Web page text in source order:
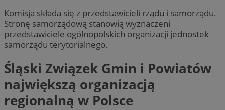
Komisja składa się z przedstawicieli rządu i samorządu.
Stronę samorządową stanowią wyznaczeni
przedstawiciele ogólnopolskich organizacji jednostek
samorządu terytorialnego.
Śląski Związek Gmin i Powiatów
największą organizacją
regionalną w Polsce